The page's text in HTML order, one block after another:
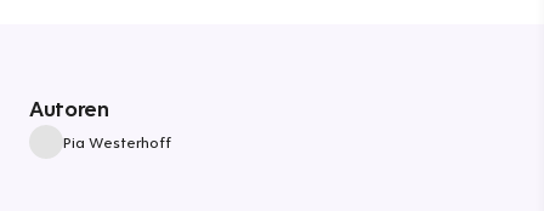
Autoren
Pia Westerhoff